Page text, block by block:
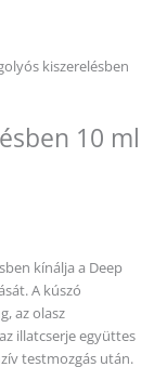
kiszerelésben
10 ml
kínálja a Deep
A kúszó
az olasz
illatcserje együttes
testmozgás után.